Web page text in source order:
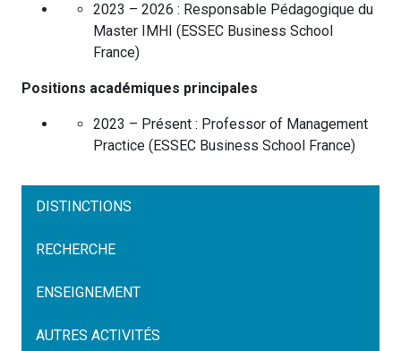
2023 – 2026 : Responsable Pédagogique du
Master IMHI ( ESSEC Business School
France)
Positions académiques principales
2023 – Présent : Professor of Management
Practice ( ESSEC Business School France)
DISTINCTIONS
RECHERCHE
ENSEIGNEMENT
AUTRES ACTIVITÉS